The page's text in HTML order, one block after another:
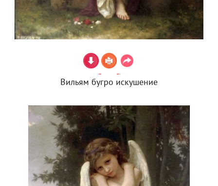
Вильям бугро искушение